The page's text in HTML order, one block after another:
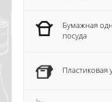
Бумажная
посуда
Пластиковая